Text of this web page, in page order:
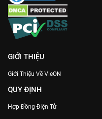
GIỚI THIỆU
Giới Thiệu Về VieON
QUY ĐỊNH
Hợp Đồng Điện Tử